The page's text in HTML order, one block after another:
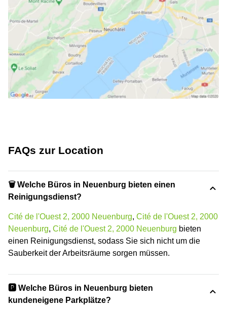
FAQs zur Location
🗑 Welche Büros in Neuenburg bieten einen
Reinigungsdienst?
Cité de l'Ouest 2, 2000 Neuenburg, Cité de l'Ouest 2, 2000
Neuenburg, Cité de l'Ouest 2, 2000 Neuenburg bieten
einen Reinigungsdienst, sodass Sie sich nicht um die
Sauberkeit der Arbeitsräume sorgen müssen.
🅿️ Welche Büros in Neuenburg bieten
kundeneigene Parkplätze?